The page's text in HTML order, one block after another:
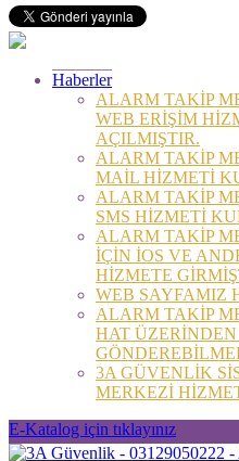
Haberler
ALARM TAKİP
WEB ERİŞİM
AÇILMIŞTIR.
ALARM TAKİP
MAİL HİZMETİ
ALARM TAKİP
SMS HİZMETİ
ALARM TAKİP
İÇİN İOS VE
HİZMETE
WEB SAYFAMIZ
ALARM TAKİP
HAT
3A GÜVENLİK
MERKEZİ
E-Katalog için tıklayınız